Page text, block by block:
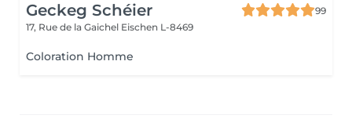
Geckeg Schéier
99
17, Rue de la Gaichel Eischen L-8469
Coloration Homme